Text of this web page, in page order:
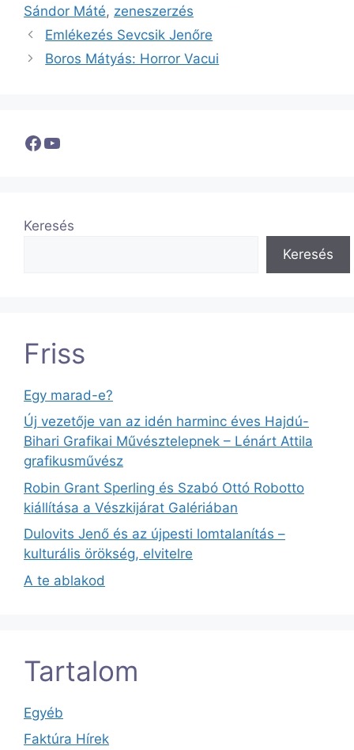
Sándor Máté, zeneszerzés
Emlékezés Sevcsik Jenőre
Boros Mátyás: Horror Vacui
Facebook
YouTube
Keresés
Keresés
Friss
Egy marad-e?
Új vezetője van az idén harminc éves Hajdú-
Bihari Grafikai Művésztelepnek – Lénárt Attila
grafikusművész
Robin Grant Sperling és Szabó Ottó Robotto
kiállítása a Vészkijárat Galériában
Dulovits Jenő és az újpesti lomtalanítás –
kulturális örökség, elvitelre
A te ablakod
Tartalom
Egyéb
Faktúra Hírek